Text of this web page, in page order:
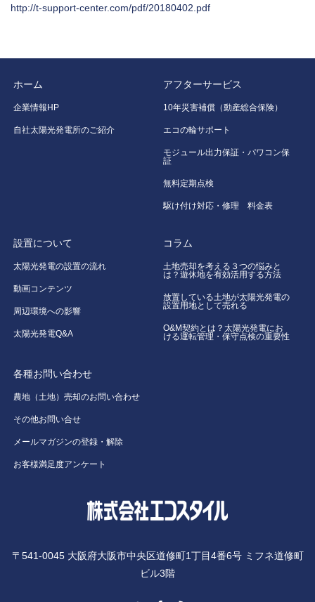
http://t-support-center.com/pdf/20180402.pdf
ホーム
企業情報HP
自社太陽光発電所のご紹介
アフターサービス
10年災害補償（動産総合保険）
エコの輪サポート
モジュール出力保証・パワコン保
証
無料定期点検
駆け付け対応・修理 料金表
設置について
太陽光発電の設置の流れ
動画コンテンツ
周辺環境への影響
太陽光発電Q&A
コラム
土地売却を考える３つの悩みと
は？遊休地を有効活用する方法
放置している土地が太陽光発電の
設置用地として売れる
O&M契約とは？太陽光発電にお
ける運転管理・保守点検の重要性
各種お問い合わせ
農地（土地）売却のお問い合わせ
その他お問い合せ
メールマガジンの登録・解除
お客様満足度アンケート
〒541-0045 大阪府大阪市中央区道修町1丁目4番6号 ミフネ道修町
ビル3階